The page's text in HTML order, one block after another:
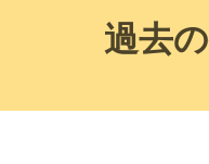
過去